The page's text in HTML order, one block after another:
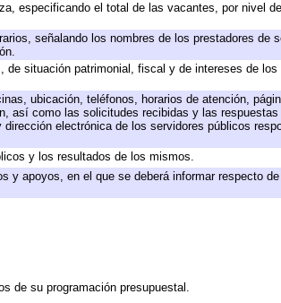
especificando el total de las vacantes, por nivel
señalando los nombres de los prestadores de
situación patrimonial, fiscal y de intereses de
ubicación, teléfonos, horarios de atención,
así como las solicitudes recibidas y las
electrónica de los servidores públicos
y los resultados de los mismos.
apoyos, en el que se deberá informar respecto
de su programación presupuestal.